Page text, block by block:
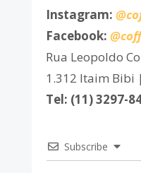
Instagram:
Facebook:
Rua Leopoldo
1.312 Itaim Bibi
Tel: (11) 3297-
Subscribe